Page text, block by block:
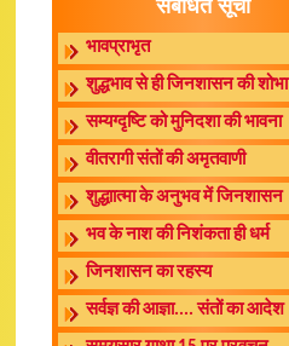
संबंधित सूची
भावप्राभृत
शुद्धभाव से ही जिनशासन की शोभा
सम्यग्दृष्टि को मुनिदशा की भावना
वीतरागी संतों की अमृतवाणी
शुद्धाात्मा के अनुभव में जिनशासन
भव के नाश की निशंकता ही धर्म
जिनशासन का रहस्य
सर्वज्ञ की आज्ञा.... संतों का आदेश